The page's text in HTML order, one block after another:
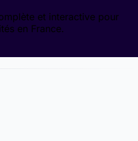
et interactive pour
en France.